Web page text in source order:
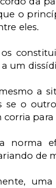
o
eles.
um
a
se o
norma
de